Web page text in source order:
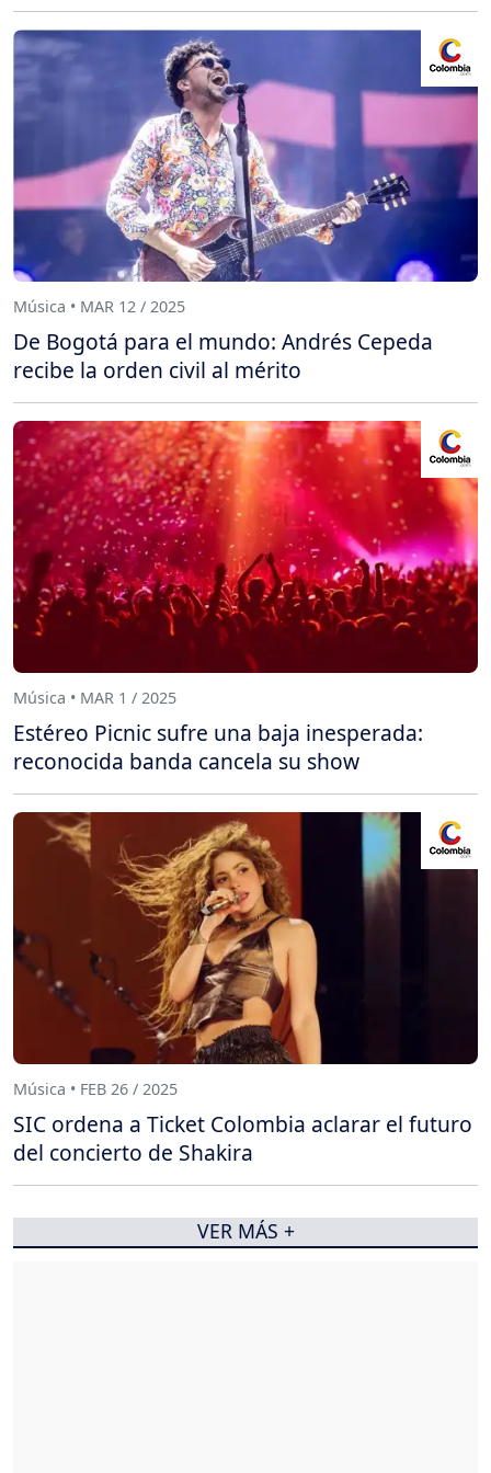
Música • MAR 12 / 2025
De Bogotá para el mundo: Andrés Cepeda
recibe la orden civil al mérito
Música • MAR 1 / 2025
Estéreo Picnic sufre una baja inesperada:
reconocida banda cancela su show
Música • FEB 26 / 2025
SIC ordena a Ticket Colombia aclarar el futuro
del concierto de Shakira
VER MÁS +